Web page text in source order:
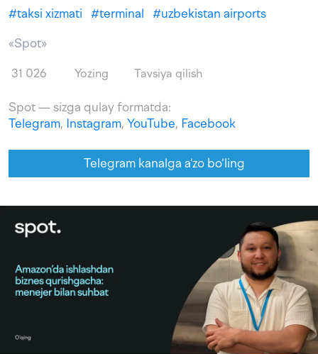
#taksi xizmati #terminal #uzbekistan airports
«Spot»
31 026 Yozing Tavsiya qilish
Spot — sizga qulay formatda:
Telegram, Instagram, YouTube, Facebook
Telegram kanalga a'zo bo‘ling